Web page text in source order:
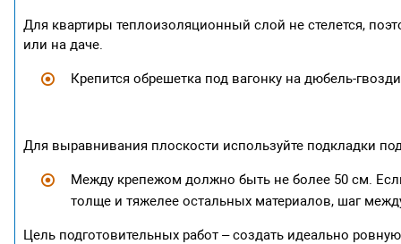
Для квартиры теплоизоляционный слой не стелется,
или на даче.
Крепится обрешетка под вагонку на дюбель-
Для выравнивания плоскости используйте подкладки
Между крепежом должно быть не более 50 см.
толще и тяжелее остальных материалов, шаг
Цель подготовительных работ – создать идеально